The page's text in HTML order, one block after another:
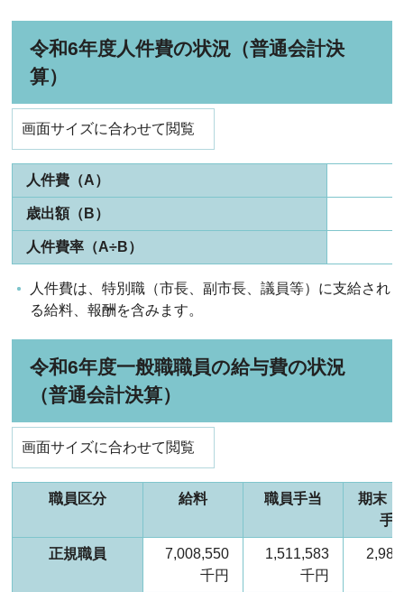
令和6年度人件費の状況（普通会計決
算）
画面サイズに合わせて閲覧
人件費（A）
歳出額（B）
人件費率（A÷B）
人件費は、特別職（市長、副市長、議員等）に支給され
る給料、報酬を含みます。
令和6年度一般職職員の給与費の状況
（普通会計決算）
画面サイズに合わせて閲覧
職員区分 給料 職員手当
期末
手
正規職員
7,008,550
千円
1,511,583
千円